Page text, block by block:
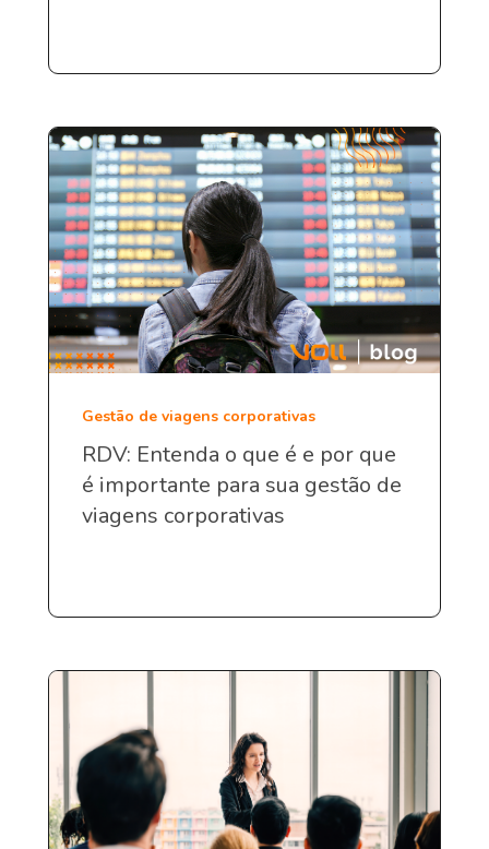
Gestão de viagens corporativas
RDV: Entenda o que é e por que
é importante para sua gestão de
viagens corporativas